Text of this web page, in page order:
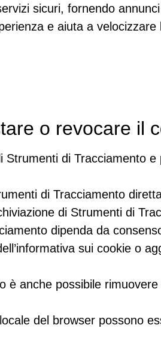
sicuri, fornendo
e aiuta a
o revocare il
di Tracciamento
di Tracciamento
di Strumenti di
dipenda da
sui cookie o
è anche possibile
del browser possono